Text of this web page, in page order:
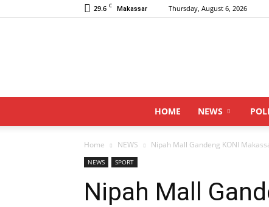
29.6 C Makassar Thursday, August 6, 2026
HOME NEWS
Home NEWS Nipah Mall Gandeng KONI
NEWS SPORT
Nipah Mall